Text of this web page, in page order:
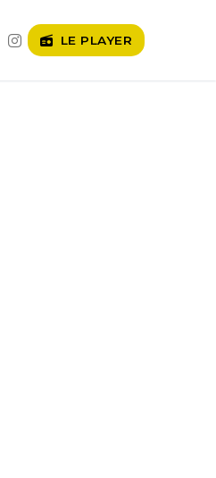
LE PLAYER